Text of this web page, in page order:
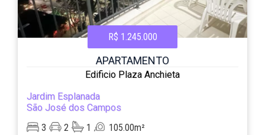
R$ 1.245.000
APARTAMENTO
Edificio Plaza Anchieta
Jardim Esplanada
São José dos Campos
3
2 1 105.00m²